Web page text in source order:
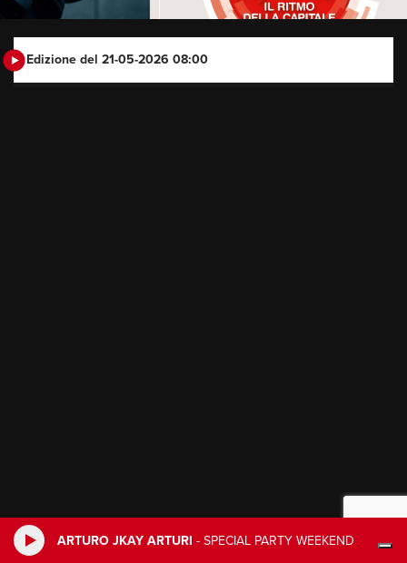
ARTURO JKAY ARTURI - SPECIAL PARTY WEEKEND
Edizione del 21-05-2026 08:00